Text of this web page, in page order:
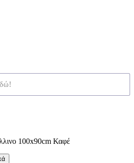
100x90cm Καφέ